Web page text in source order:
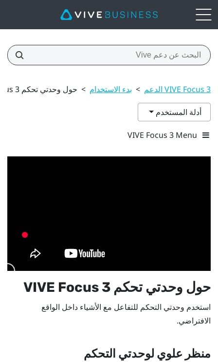
VIVE Focus 3 الدعم > بدء الاستخدام > حول وحدتي تحكم VIVE Focus 3
أدلة المستخدم
VIVE Focus 3 Menu
حول وحدتي تحكم VIVE Focus 3
استخدم وحدتي التحكم للتفاعل مع الأشياء داخل الواقع
الافتراضي.
منظر علوي لوحدتي التحكم